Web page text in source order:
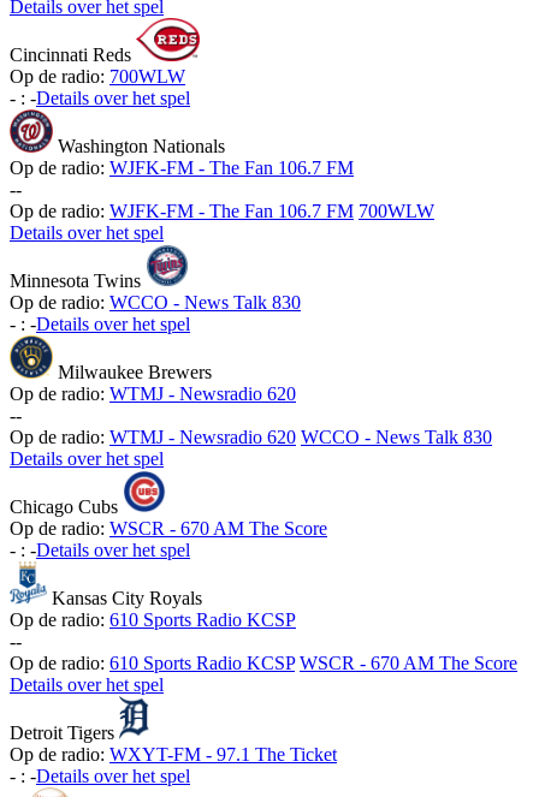
Details over het spel
Cincinnati Reds
Op de radio: 700WLW
- : -Details over het spel
Washington Nationals
Op de radio: WJFK-FM - The Fan 106.7 FM
--
Op de radio: WJFK-FM - The Fan 106.7 FM 700WLW
Details over het spel
Minnesota Twins
Op de radio: WCCO - News Talk 830
- : -Details over het spel
Milwaukee Brewers
Op de radio: WTMJ - Newsradio 620
--
Op de radio: WTMJ - Newsradio 620 WCCO - News Talk 830
Details over het spel
Chicago Cubs
Op de radio: WSCR - 670 AM The Score
- : -Details over het spel
Kansas City Royals
Op de radio: 610 Sports Radio KCSP
--
Op de radio: 610 Sports Radio KCSP WSCR - 670 AM The Score
Details over het spel
Detroit Tigers
Op de radio: WXYT-FM - 97.1 The Ticket
- : -Details over het spel